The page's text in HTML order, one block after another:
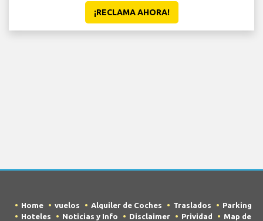
¡RECLAMA AHORA!
Home vuelos Alquiler de Coches Traslados
Parking
Hoteles
Noticias y Info Disclaimer Prividad Map de